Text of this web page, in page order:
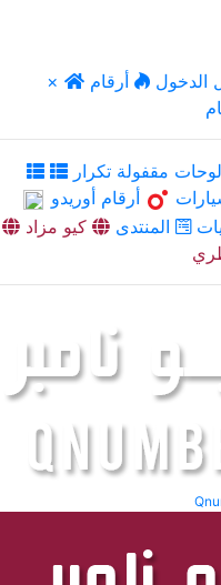
× الدخول
أرقام
لوحات مقفولة تكرار
أرقام أوريدو
المنتدى
كيو مزاد